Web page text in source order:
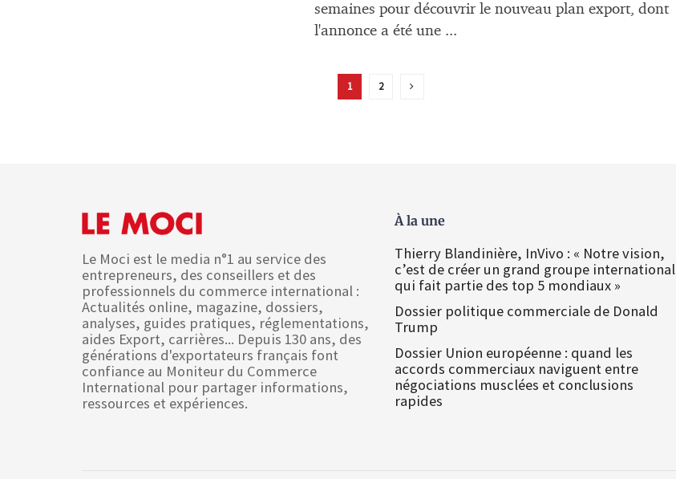
semaines pour découvrir le nouveau plan export, dont
l'annonce a été une ...
1 2
Le Moci est le media n°1 au service des
entrepreneurs, des conseillers et des
professionnels du commerce international :
Actualités online, magazine, dossiers,
analyses, guides pratiques, réglementations,
aides Export, carrières... Depuis 130 ans, des
générations d'exportateurs français font
confiance au Moniteur du Commerce
International pour partager informations,
ressources et expériences.
À la une
Thierry Blandinière, InVivo : « Notre vision,
c’est de créer un grand groupe international
qui fait partie des top 5 mondiaux »
Dossier politique commerciale de Donald
Trump
Dossier Union européenne : quand les
accords commerciaux naviguent entre
négociations musclées et conclusions
rapides